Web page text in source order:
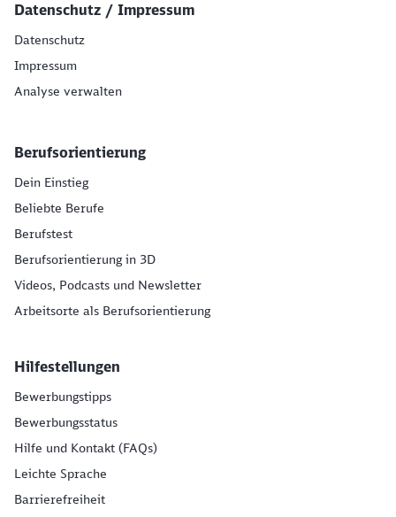
Datenschutz / Impressum
Datenschutz
Impressum
Analyse verwalten
Berufsorientierung
Dein Einstieg
Beliebte Berufe
Berufstest
Berufsorientierung in 3D
Videos, Podcasts und Newsletter
Arbeitsorte als Berufsorientierung
Hilfestellungen
Bewerbungstipps
Bewerbungsstatus
Hilfe und Kontakt (FAQs)
Leichte Sprache
Barrierefreiheit